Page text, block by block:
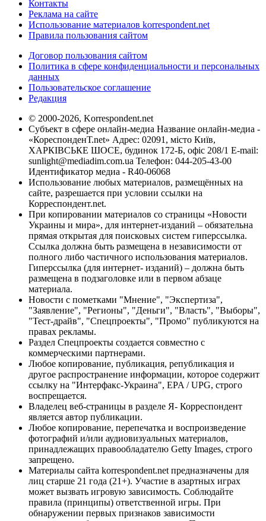
Контакты
Реклама на сайте
Использование материалов korrespondent.net
Правила пользования сайтом
Договор пользования сайтом
Политика в сфере конфиденциальности и персональных
данных
Пользовательское соглашение
Редакция
© 2000-2026, Korrespondent.net
Субъект в сфере онлайн-медиа Название онлайн-медиа -
«КореспонденТ.net» Адрес: 02091, місто Київ,
ХАРКІВСЬКЕ ШОСЕ, будинок 172-Б, офіс 208/1 E-mail:
sunlight@mediadim.com.ua Телефон: 044-205-43-00
Идентификатор медиа - R40-06068
Использование любых материалов, размещённых на
сайте, разрешается при условии ссылки на
Корреспондент.net.
При копировании материалов со страницы «Новости
Украины и мира», для интернет-изданий – обязательна
прямая открытая для поисковых систем гиперссылка.
Ссылка должна быть размещена в независимости от
полного либо частичного использования материалов.
Гиперссылка (для интернет- изданий) – должна быть
размещена в подзаголовке или в первом абзаце
материала.
Новости с пометками "Мнение", "Экспертиза",
"Заявление", "Регионы", "Деньги", "Власть", "Выборы",
"Тест-драйв", "Спецпроекты", "Промо" публикуются на
правах рекламы.
Раздел Спецпроекты создается совместно с
коммерческими партнерами.
Любое копирование, публикация, републикация и
другое распространение информации, которое содержит
ссылку на "Интерфакс-Украина", EPA / UPG, строго
воспрещается.
Владелец веб-страницы в разделе Я- Корреспондент
является автор публикации.
Любое копирование, перепечатка и воспроизведение
фотографий и/или аудиовизуальных материалов,
принадлежащих правообладателю Getty Images, строго
запрещено.
Материалы сайта korrespondent.net предназначены для
лиц старше 21 года (21+). Участие в азартных играх
может вызвать игровую зависимость. Соблюдайте
правила (принципы) ответственной игры. При
обнаружении первых признаков зависимости